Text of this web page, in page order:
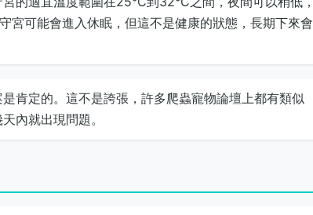
宮可能會進入休眠，但這不是健康的狀態，長期下來會
肯定的。這不是誇張，許多爬蟲寵物論壇上都有類似
內就出現問題。